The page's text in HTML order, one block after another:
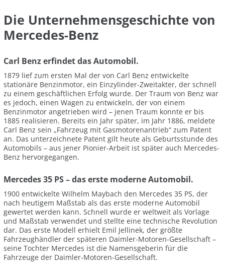
Die Unternehmensgeschichte von
Mercedes-Benz
Carl Benz erfindet das Automobil.
1879 lief zum ersten Mal der von Carl Benz entwickelte
stationäre Benzinmotor, ein Einzylinder-Zweitakter, der schnell
zu einem geschäftlichen Erfolg wurde. Der Traum von Benz war
es jedoch, einen Wagen zu entwickeln, der von einem
Benzinmotor angetrieben wird – jenen Traum konnte er bis
1885 realisieren. Bereits ein Jahr später, im Jahr 1886, meldete
Carl Benz sein „Fahrzeug mit Gasmotorenantrieb“ zum Patent
an. Das unterzeichnete Patent gilt heute als Geburtsstunde des
Automobils – aus jener Pionier-Arbeit ist später auch Mercedes-
Benz hervorgegangen.
Mercedes 35 PS – das erste moderne Automobil.
1900 entwickelte Wilhelm Maybach den Mercedes 35 PS, der
nach heutigem Maßstab als das erste moderne Automobil
gewertet werden kann. Schnell wurde er weltweit als Vorlage
und Maßstab verwendet und stellte eine technische Revolution
dar. Das erste Modell erhielt Emil Jellinek, der größte
Fahrzeughändler der späteren Daimler-Motoren-Gesellschaft –
seine Tochter Mercedes ist die Namensgeberin für die
Fahrzeuge der Daimler-Motoren-Gesellschaft.